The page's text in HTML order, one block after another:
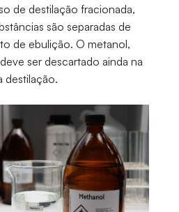
de destilação fracionada,
são separadas de
de ebulição. O metanol,
ser descartado ainda na
destilação.